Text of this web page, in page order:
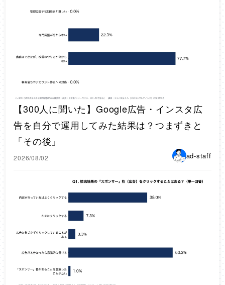
【300人に聞いた】Google広告・インスタ広
告を自分で運用してみた結果は？つまずきと
「その後」
2026/08/02 ad-staff